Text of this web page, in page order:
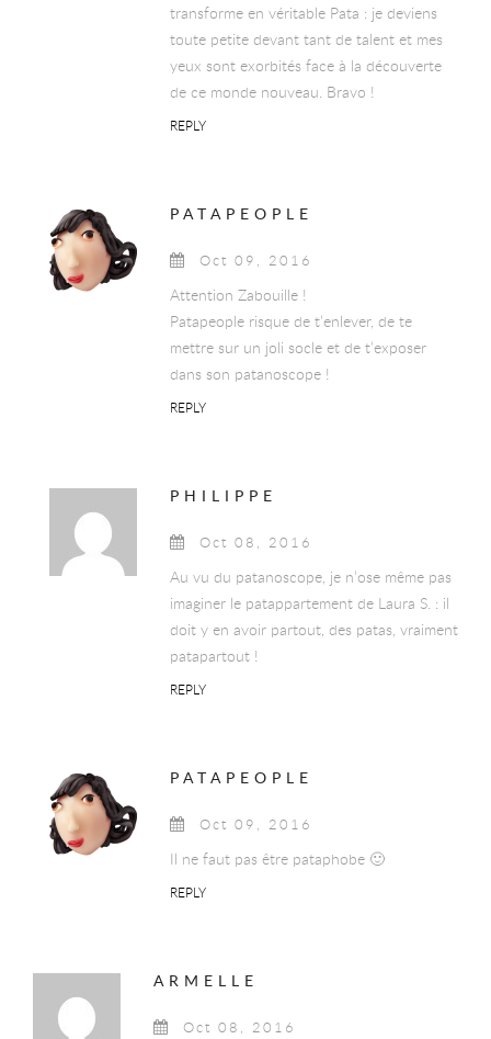
transforme en véritable Pata : je deviens
toute petite devant tant de talent et mes
yeux sont exorbités face à la découverte
de ce monde nouveau. Bravo !
REPLY
PATAPEOPLE
Oct 09, 2016
Attention Zabouille !
Patapeople risque de t’enlever, de te
mettre sur un joli socle et de t’exposer
dans son patanoscope !
REPLY
PHILIPPE
Oct 08, 2016
Au vu du patanoscope, je n’ose même pas
imaginer le patappartement de Laura S. : il
doit y en avoir partout, des patas, vraiment
patapartout !
REPLY
PATAPEOPLE
Oct 09, 2016
Il ne faut pas être pataphobe 🙂
REPLY
ARMELLE
Oct 08, 2016